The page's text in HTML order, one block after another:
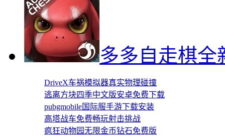
多多自走棋全
DriveX车祸模拟器真实物理碰撞
逃离方块四季中文版安卓免费下载
pubgmobile国际服手游下载安装
高塔战车免费畅玩射击挑战
疯狂动物园无限金币钻石免费版